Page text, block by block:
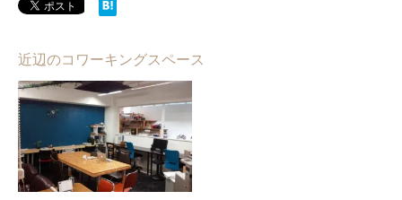
近辺のコワーキングスペース